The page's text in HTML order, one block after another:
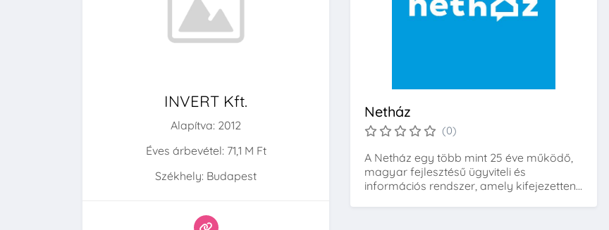
INVERT Kft.
Alapítva: 2012
Éves árbevétel: 71,1 M Ft
Székhely: Budapest
Netház
(0)
A Netház egy több mint 25 éve működő,
magyar fejlesztésű ügyviteli és
információs rendszer, amely kifejezetten...